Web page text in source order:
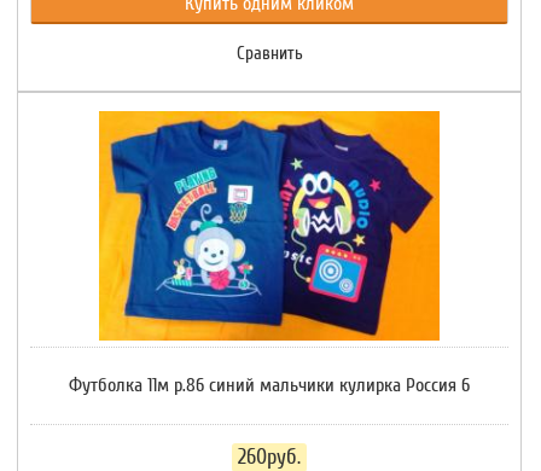
Сравнить
Футболка 11м р.86 синий мальчики кулирка Россия 6
260руб.